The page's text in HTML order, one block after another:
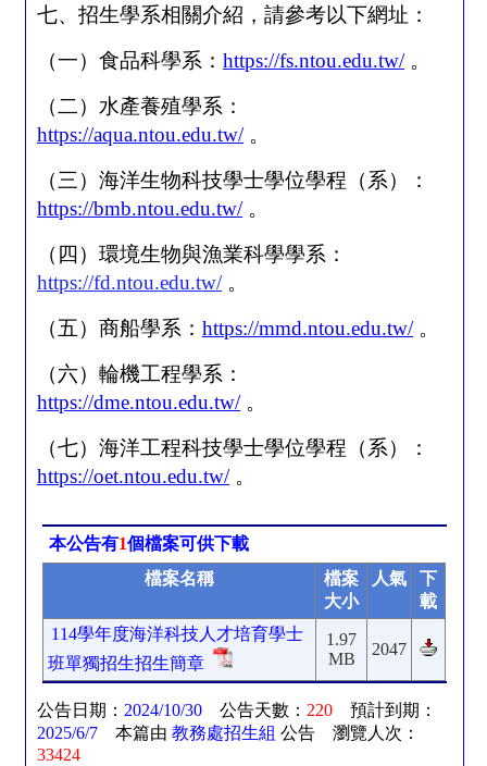
七、招生學系相關介紹，請參考以下網址：
（一）食品科學系：https://fs.ntou.edu.tw/ 。
（二）水產養殖學系：
https://aqua.ntou.edu.tw/ 。
（三）海洋生物科技學士學位學程（系）：
https://bmb.ntou.edu.tw/ 。
（四）環境生物與漁業科學學系：
https://fd.ntou.edu.tw/ 。
（五）商船學系：https://mmd.ntou.edu.tw/ 。
（六）輪機工程學系：
https://dme.ntou.edu.tw/ 。
（七）海洋工程科技學士學位學程（系）：
https://oet.ntou.edu.tw/ 。
本公告有1個檔案可供下載
檔案名稱
檔案
大小
人氣
下
載
114學年度海洋科技人才培育學士
班單獨招生招生簡章
1.97
MB
2047
公告日期：2024/10/30 公告天數：220 預計到期：
2025/6/7 本篇由 教務處招生組公告 瀏覽人次：
33424